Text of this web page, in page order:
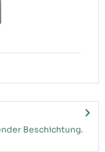
Beschichtung.